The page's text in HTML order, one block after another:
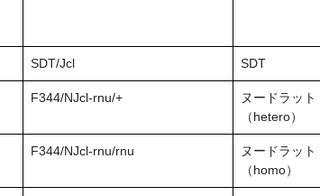
SDT/Jcl SDT
F344/NJcl-rnu/+
ヌードラット
（hetero）
F344/NJcl-rnu/rnu
ヌードラット
（homo）